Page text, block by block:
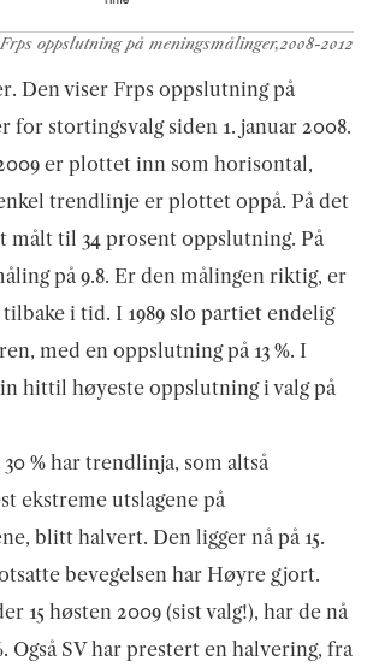
Frps oppslutning på meningsmålinger,2008-2012
Den viser Frps oppslutning på
for stortingsvalg siden 1. januar 2008.
er plottet inn som horisontal,
trendlinje er plottet oppå. På det
målt til 34 prosent oppslutning. På
på 9.8. Er den målingen riktig, er
i tid. I 1989 slo partiet endelig
med en oppslutning på 13 %. I
hittil høyeste oppslutning i valg på
% har trendlinja, som altså
ekstreme utslagene på
blitt halvert. Den ligger nå på 15.
bevegelsen har Høyre gjort.
15 høsten 2009 (sist valg!), har de nå
Også SV har prestert en halvering, fra